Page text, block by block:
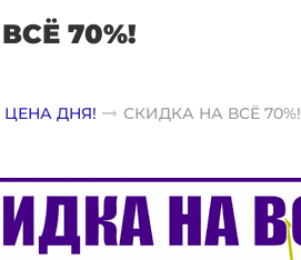
70%!
ЦЕНА ДНЯ! СКИДКА НА ВСЁ 70%!